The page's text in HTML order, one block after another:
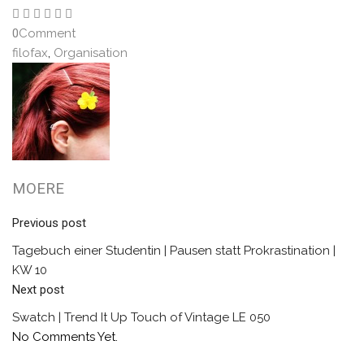
0Comment
filofax, Organisation
MOERE
Previous post
Tagebuch einer Studentin | Pausen statt Prokrastination |
KW 10
Next post
Swatch | Trend It Up Touch of Vintage LE 050
No Comments Yet.